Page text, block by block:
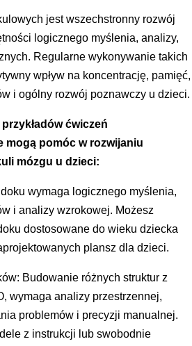
jest wszechstronny rozwój
logicznego myślenia, analizy,
Regularne wykonywanie takich
wpływ na koncentrację, pamięć,
i ogólny rozwój poznawczy u dzieci.
ćwiczeń
mogą pomóc w rozwijaniu
mózgu u dzieci:
wymaga logicznego myślenia,
i analizy wzrokowej. Możesz
dostosowane do wieku dziecka
plansz dla dzieci.
Budowanie różnych struktur z
wymaga analizy przestrzennej,
problemów i precyzji manualnej.
z instrukcji lub swobodnie